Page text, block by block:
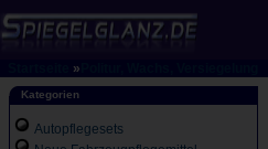
»
Kategorien
Autopflegesets